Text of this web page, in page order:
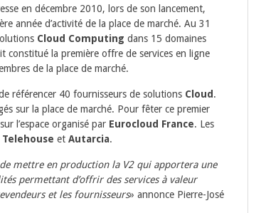
en décembre 2010, lors de son lancement,
année d’activité de la place de marché. Au 31
Cloud Computing dans 15 domaines
constitué la première offre de services en ligne
de la place de marché.
référencer 40 fournisseurs de solutions Cloud .
sur la place de marché. Pour fêter ce premier
sur l’espace organisé par Eurocloud France. Les
et Autarcia.
mettre en production la V2 qui apportera une
permettant d’offrir des services à valeur
et les fournisseurs» annonce Pierre-José